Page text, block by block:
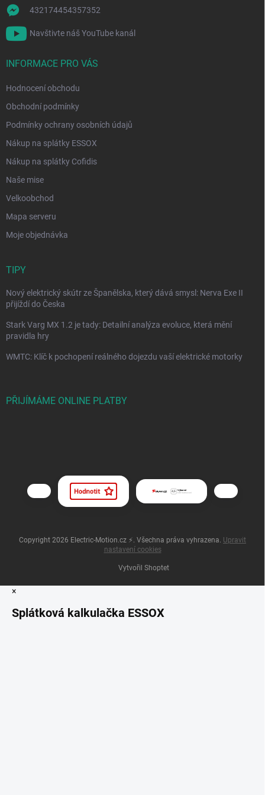
432174454357352
Navštivte náš YouTube kanál
INFORMACE PRO VÁS
Hodnocení obchodu
Obchodní podmínky
Podmínky ochrany osobních údajů
Nákup na splátky ESSOX
Nákup na splátky Cofidis
Naše mise
Velkoobchod
Mapa serveru
Moje objednávka
TIPY
Nový elektrický skútr ze Španělska, který dává smysl: Nerva Exe II
přijíždí do Česka
Stark Varg MX 1.2 je tady: Detailní analýza evoluce, která mění
pravidla hry
WMTC: Klíč k pochopení reálného dojezdu vaší elektrické motorky
PŘIJÍMÁME ONLINE PLATBY
Vytvořil Shoptet
Copyright 2026 Electric-Motion.cz ⚡ . Všechna práva vyhrazena. Upravit
nastavení cookies
×
Splátková kalkulačka ESSOX